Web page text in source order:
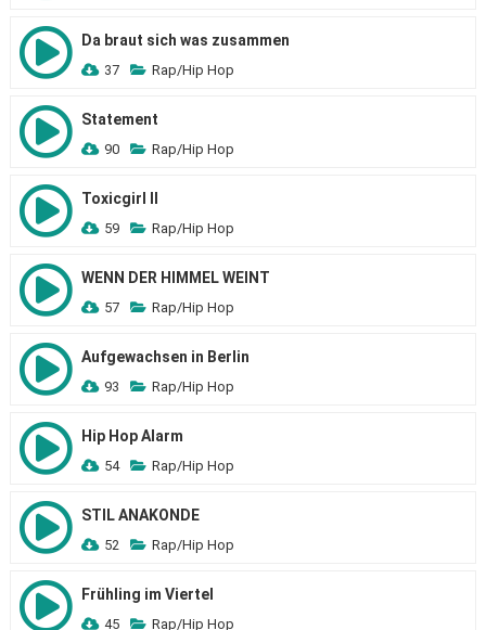
Da braut sich was zusammen
37 Rap/Hip Hop
Statement
90 Rap/Hip Hop
Toxicgirl II
59 Rap/Hip Hop
WENN DER HIMMEL WEINT
57 Rap/Hip Hop
Aufgewachsen in Berlin
93 Rap/Hip Hop
Hip Hop Alarm
54 Rap/Hip Hop
STIL ANAKONDE
52 Rap/Hip Hop
Frühling im Viertel
45 Rap/Hip Hop